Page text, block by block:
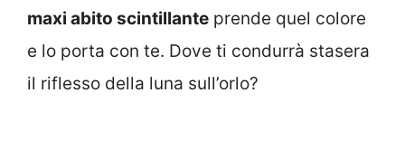
maxi abito scintillante prende quel colore
e lo porta con te. Dove ti condurrà stasera
il riflesso della luna sull’orlo?